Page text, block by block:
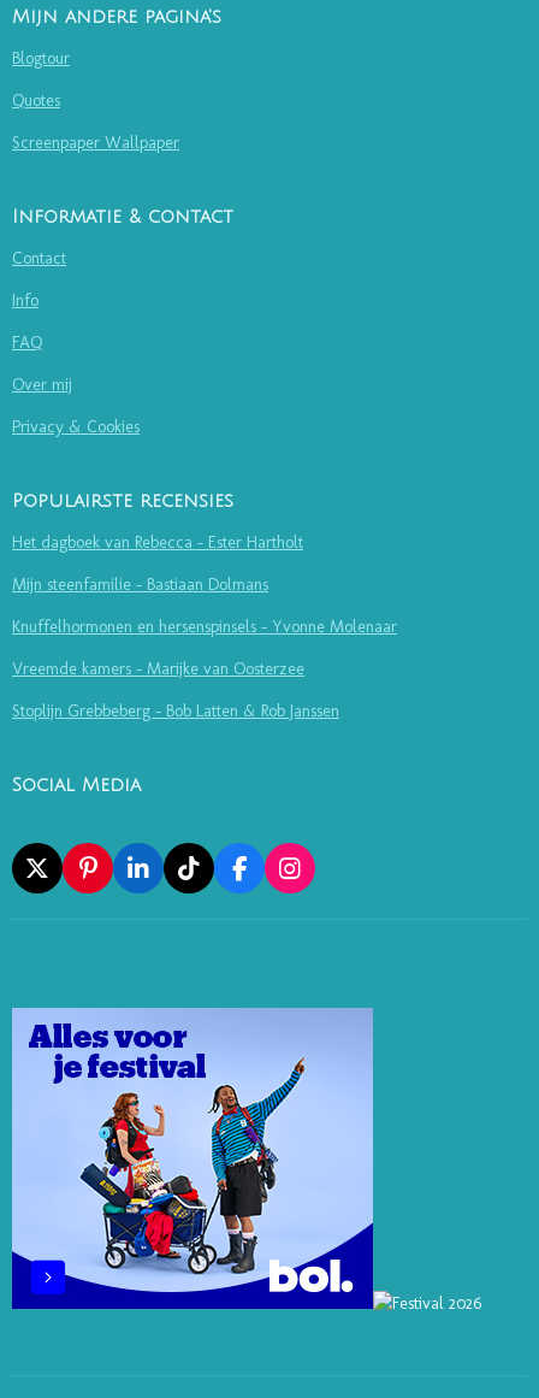
Mijn andere pagina's
Blogtour
Quotes
Screenpaper Wallpaper
Informatie & contact
Contact
Info
FAQ
Over mij
Privacy & Cookies
Populairste recensies
Het dagboek van Rebecca - Ester Hartholt
Mijn steenfamilie - Bastiaan Dolmans
Knuffelhormonen en hersenspinsels - Yvonne Molenaar
Vreemde kamers - Marijke van Oosterzee
Stoplijn Grebbeberg - Bob Latten & Rob Janssen
Social Media
X
P
I
N
E
S
T
L
I
N
I
N
T
I
K
F
A
C
O
I
N
S
R
M